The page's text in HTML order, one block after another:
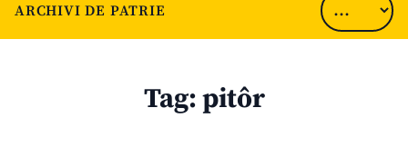
ARCHIVI DE PATRIE
Tag:pitôr